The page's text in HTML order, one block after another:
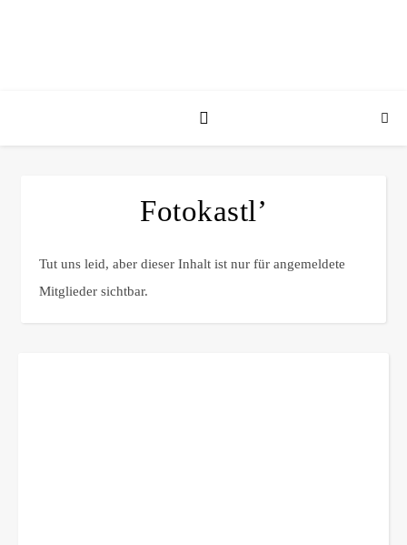
Fotokastl’
Tut uns leid, aber dieser Inhalt ist nur für angemeldete
Mitglieder sichtbar.